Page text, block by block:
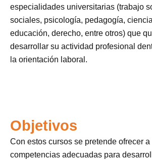
especialidades universitarias (trabajo
sociales, psicología, pedagogía,
educación, derecho, entre otros) que
desarrollar su actividad profesional
la orientación laboral.
Objetivos
Con estos cursos se pretende ofrecer
competencias adecuadas para